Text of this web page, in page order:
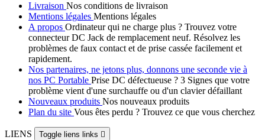
Livraison Nos conditions de livraison
Mentions légales Mentions légales
A propos Ordinateur qui ne charge plus ? Trouvez votre
connecteur DC Jack de remplacement neuf. Résolvez les
problèmes de faux contact et de prise cassée facilement et
rapidement.
Nos partenaires, ne jetons plus, donnons une seconde vie à
nos PC Portable Prise DC défectueuse ? 3 Signes que votre
problème vient d'une surchauffe ou d'un clavier défaillant
Nouveaux produits Nos nouveaux produits
Plan du site Vous êtes perdu ? Trouvez ce que vous cherchez
LIENS Toggle liens links 